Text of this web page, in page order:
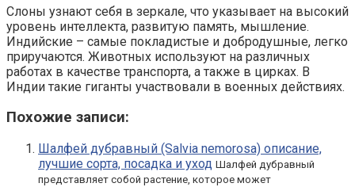
Слоны узнают себя в зеркале, что указывает на высокий
уровень интеллекта, развитую память, мышление.
Индийские – самые покладистые и добродушные, легко
приручаются. Животных используют на различных
работах в качестве транспорта, а также в цирках. В
Индии такие гиганты участвовали в военных действиях.
Похожие записи:
Шалфей дубравный (Salvia nemorosa) описание,
лучшие сорта, посадка и уход Шалфей дубравный
представляет собой растение, которое может